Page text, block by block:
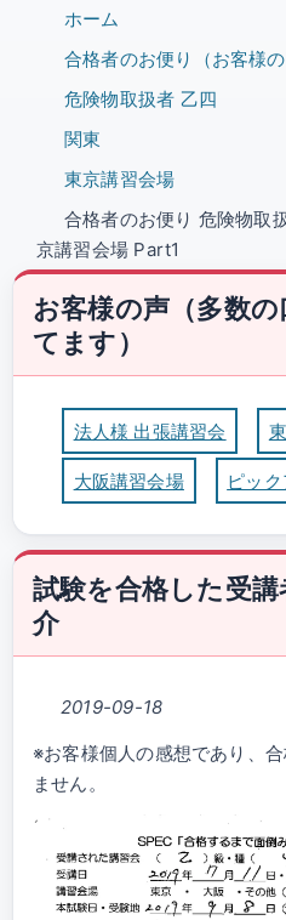
ホーム
合格者のお便り（お客様の
危険物取扱者 乙四
関東
東京講習会場
合格者のお便り 危険物取
京講習会場 Part1
お客様の声（多数
てます）
法人様 出張講習会
大阪講習会場 ピッ
試験を合格した受
介
2019-09-18
※お客様個人の感想であり、
ません。